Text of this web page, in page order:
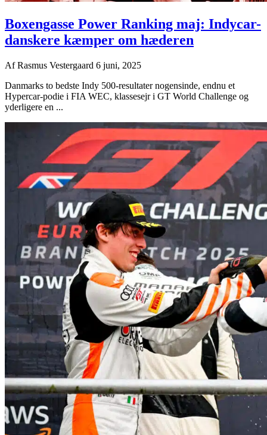
Boxengasse Power Ranking maj: Indycar-
danskere kæmper om hæderen
AfRasmus Vestergaard 6 juni, 2025
Danmarks to bedste Indy 500-resultater nogensinde, endnu et
Hypercar-podie i FIA WEC, klassesejr i GT World Challenge og
yderligere en ...